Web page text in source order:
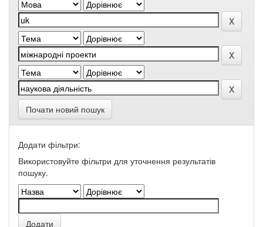
Почати новий пошук
Додати фільтри:
Використовуйте фільтри для уточнення результатів
пошуку.